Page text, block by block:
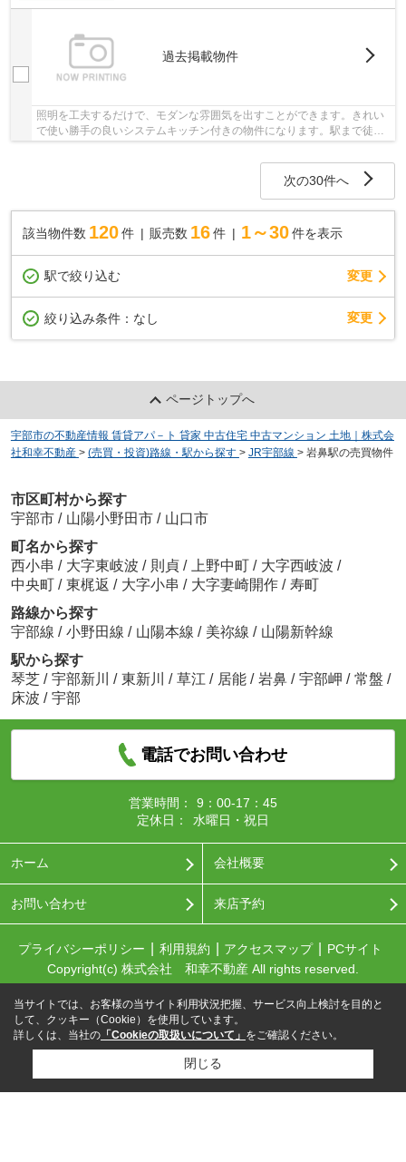
過去掲載物件
照明を工夫するだけで、モダンな雰囲気を出すことができます。きれい
で使い勝手の良いシステムキッチン付きの物件になります。駅まで徒歩5
次の30件へ
該当物件数 120件 販売数 16 件 1～30 件を表示
駅で絞り込む 変更
絞り込み条件： なし 変更
ページトップへ
宇部市の不動産情報 賃貸アパ－ト 貸家 中古住宅 中古マンション 土地｜株式会
社和幸不動産 > (売買・投資)路線・駅から探す > JR宇部線 > 岩鼻駅の売買物件
市区町村から探す
宇部市 / 山陽小野田市 / 山口市
町名から探す
西小串 / 大字東岐波 / 則貞 / 上野中町 / 大字西岐波 /
中央町 / 東梶返 / 大字小串 / 大字妻崎開作 / 寿町
路線から探す
宇部線 / 小野田線 / 山陽本線 / 美祢線 / 山陽新幹線
駅から探す
琴芝 / 宇部新川 / 東新川 / 草江 / 居能 / 岩鼻 / 宇部岬 / 常盤 /
床波 / 宇部
電話でお問い合わせ
営業時間：
9：00-17：45
定休日：
水曜日・祝日
ホーム 会社概要
お問い合わせ 来店予約
プライバシーポリシー 利用規約 アクセスマップ
PCサイト
Copyright(c) 株式会社 和幸不動産 All rights reserved.
当サイトでは、お客様の当サイト利用状況把握、サービス向上検討を目的と
して、クッキー（Cookie）を使用しています。
詳しくは、当社の 「Cookieの取扱いについて」 をご確認ください。
閉じる